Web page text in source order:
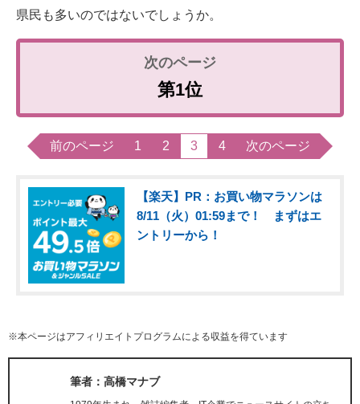
県民も多いのではないでしょうか。
第1位
前のページ 1 2 3 4 次のページ
【楽天】PR：お買い物マラソンは
8/11（火）01:59まで！ まずはエ
ントリーから！
※本ページはアフィリエイトプログラムによる収益を得ています
筆者：高橋マナブ